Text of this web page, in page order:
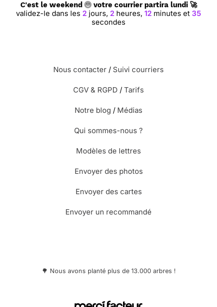
C'est le weekend votre courrier partira lundi 🚀
validez-le dans les 2 jours, 2 heures, 12 minutes et 35
secondes
Nous contacter / Suivi courriers
CGV & RGPD / Tarifs
Notre blog / Médias
Qui sommes-nous ?
Modèles de lettres
Envoyer des photos
Envoyer des cartes
Envoyer un recommandé
🌳 Nous avons planté plus de 13.000 arbres !